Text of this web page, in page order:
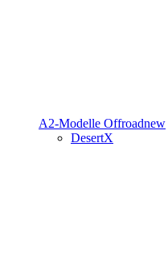
A2-Modelle Offroadnew
DesertX